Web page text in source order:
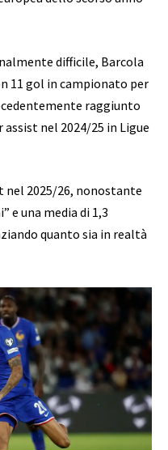
difficile, Barcola
11 gol in campionato per
raggiunto
nel 2024/25 in Ligue
nel 2025/26, nonostante
e una media di 1,3
quanto sia in realtà